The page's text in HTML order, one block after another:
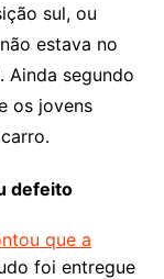
sul, ou
estava no
Ainda segundo
os jovens
defeito
que a
foi entregue